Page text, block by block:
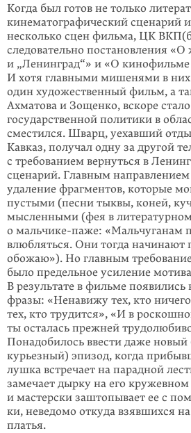
Когда был готов не только
кинематографический сценарий
несколько сцен фильма, ЦК
сле­­довательно постановления «О
и „Ленинград“» и «О
И хотя главными мишенями в них
один ху­до­жественный фильм, а
Ахматова и Зощенко, вскоре
государственной политики в
сместился. Шварц, уехавший
Кавказ, получал одну за другой
с требованием вернуться в
сценарий. Главным
удаление фрагментов, которые
пустыми (песни тыквы, коней,
мысленными (фея в
о мальчике-паже: «Маль­чуганам
влюбляться. Они тогда начинают
обожаю»). Но глав­­ным
было предель­ное усиление
В результате в фильме появились
фразы: «Ненавижу тех, кто
тех, кто тру­дится», «И в
ты осталась прежней
Понадобилось вве­сти даже новый
курьезный) эпизод, когда
лушка встречает на парадной
замечает дырку на его
и мастерски заштопывает ее с
ки, неведомо откуда взявшихся
платья.